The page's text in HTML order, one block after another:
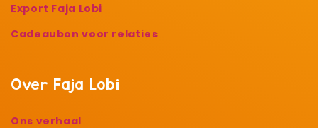
Export Faja Lobi
Cadeaubon voor relaties
Over Faja Lobi
Ons verhaal